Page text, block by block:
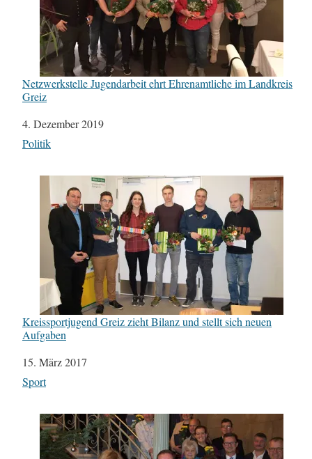
Netzwerkstelle Jugendarbeit ehrt Ehrenamtliche im Landkreis
Greiz
Datum
4. Dezember 2019
In Bezug auf
Politik
Kreissportjugend Greiz zieht Bilanz und stellt sich neuen
Aufgaben
Datum
15. März 2017
In Bezug auf
Sport